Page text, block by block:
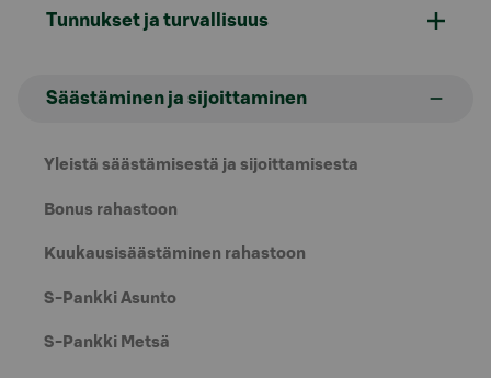
Tunnukset ja turvallisuus
Säästäminen ja sijoittaminen
Yleistä säästämisestä ja sijoittamisesta
Bonus rahastoon
Kuukausisäästäminen rahastoon
S-Pankki Asunto
S-Pankki Metsä